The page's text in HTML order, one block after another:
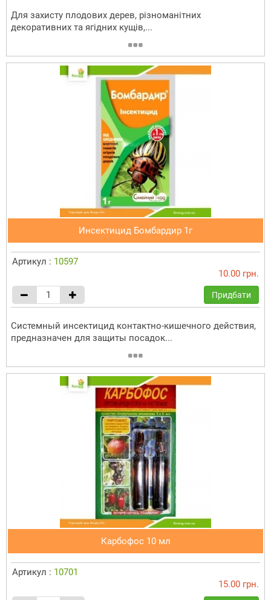
Для захисту плодових дерев, різноманітних
декоративних та ягідних кущів,...
Инсектицид Бомбардир 1г
Артикул : 10597
10.00 грн.
Придбати
Системный инсектицид контактно-кишечного действия,
предназначен для защиты посадок...
Карбофос 10 мл
Артикул : 10701
15.00 грн.